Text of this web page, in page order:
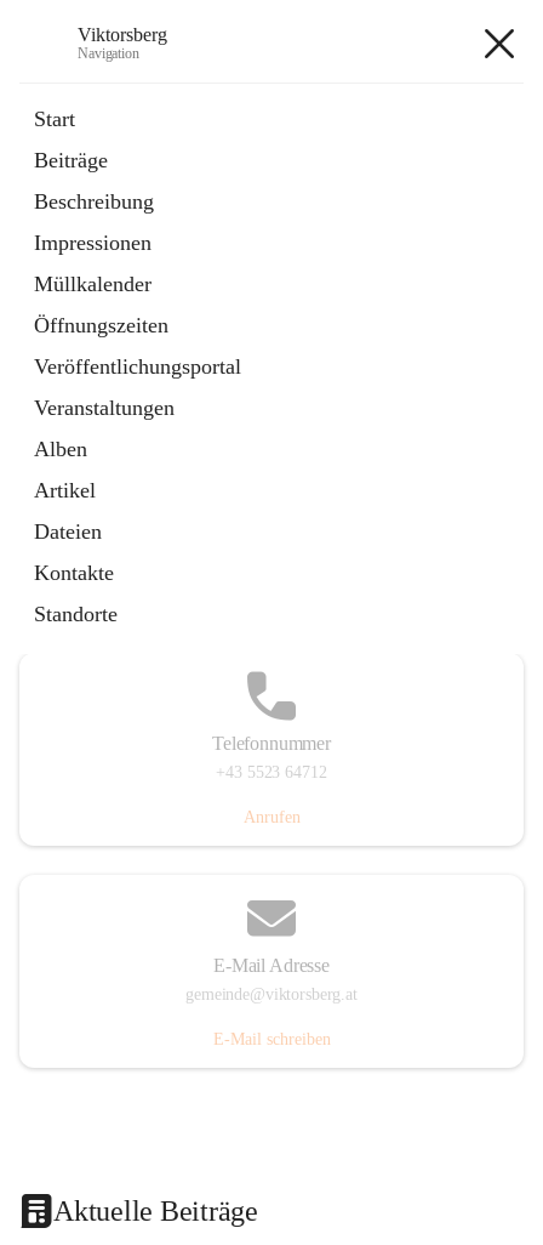
Viktorsberg
Navigation
Start
Beiträge
Beschreibung
Impressionen
Müllkalender
Öffnungszeiten
Veröffentlichungsportal
Veranstaltungen
Alben
Artikel
Dateien
Kontakte
Standorte
1 Schnellzugriff
Bürgerservice
10 Schnellzugriffe
Telefonnummer
+43 5523 64712
Anrufen
E-Mail Adresse
gemeinde@viktorsberg.at
E-Mail schreiben
Aktuelle Beiträge